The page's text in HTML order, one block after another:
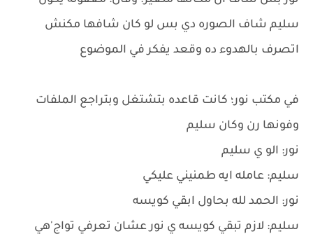
سليم شاف الصوره دي بس لو كان شافها مكنش
اتصرف بالهدوء ده وقعد يفكر في الموضوع
في مكتب نور؛ كانت قاعده بتشتغل وبتراجع الملفات
وفونها رن وكان سليم
نور: الو ي سليم
سليم: عامله ايه طمنيني عليكي
نور: الحمد لله بحاول ابقي كويسه
سليم: لازم تبقي كويسه ي نور عشان تعرفي تواج'هي